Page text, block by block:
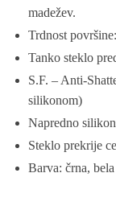
madežev.
Trdnost
Tanko steklo
S.F. – Anti-
silikonom)
Napredno
Steklo prekrije
Barva: črna, bela